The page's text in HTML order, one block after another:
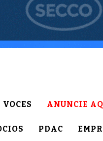
VOCES ANUNCIE
PDAC